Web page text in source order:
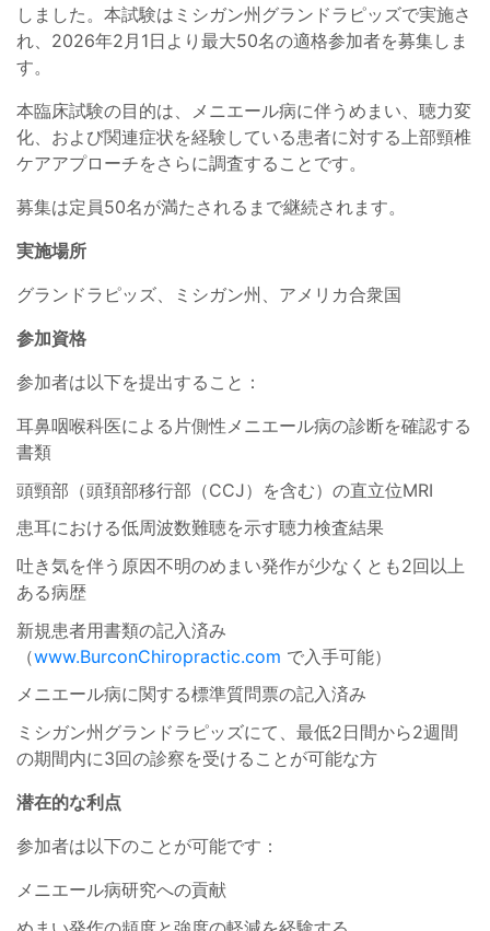
しました。本試験はミシガン州グランドラピッズで実施さ
れ、2026年2月1日より最大50名の適格参加者を募集しま
す。
本臨床試験の目的は、メニエール病に伴うめまい、聴力変
化、および関連症状を経験している患者に対する上部頸椎
ケアアプローチをさらに調査することです。
募集は定員50名が満たされるまで継続されます。
実施場所
グランドラピッズ、ミシガン州、アメリカ合衆国
参加資格
参加者は以下を提出すること：
耳鼻咽喉科医による片側性メニエール病の診断を確認する
書類
頭頸部（頭頚部移行部（CCJ）を含む）の直立位MRI
患耳における低周波数難聴を示す聴力検査結果
吐き気を伴う原因不明のめまい発作が少なくとも2回以上
ある病歴
新規患者用書類の記入済み
（www.BurconChiropractic.com で入手可能）
メニエール病に関する標準質問票の記入済み
ミシガン州グランドラピッズにて、最低2日間から2週間
の期間内に3回の診察を受けることが可能な方
潜在的な利点
参加者は以下のことが可能です：
メニエール病研究への貢献